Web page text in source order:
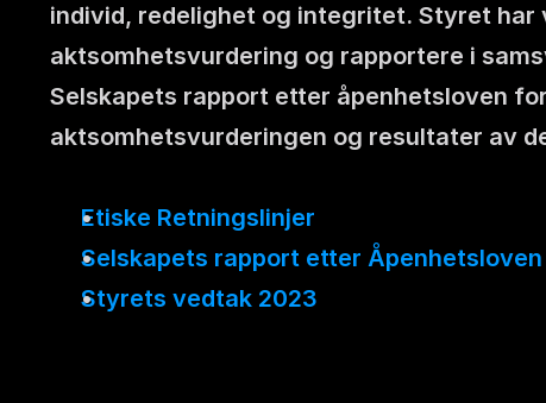
individ, redelighet og integritet. Styret
aktsomhetsvurdering og rapportere i
Selskapets rapport etter åpenhetsloven
aktsomhetsvurderingen og resultater av
Etiske Retningslinjer
Selskapets rapport etter Åpenhetsloven
Styrets vedtak 2023